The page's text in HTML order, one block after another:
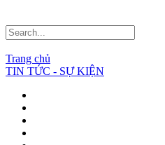
Trang chủ
TIN TỨC - SỰ KIỆN